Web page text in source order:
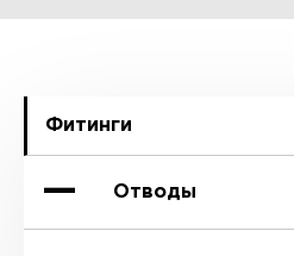
Фитинги
Отводы